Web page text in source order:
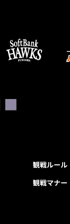
観戦ルール
観戦マナー